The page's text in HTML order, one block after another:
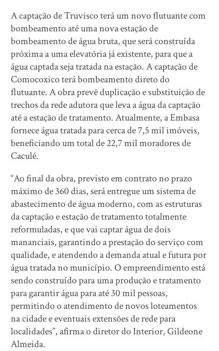
A captação de Truvisco terá um novo flutuante com
bombeamento até uma nova estação de
bombeamento de água bruta, que será construída
próxima a uma elevatória já existente, para que a
água captada seja tratada na estação. A captação de
Comocoxico terá bombeamento direto do
flutuante. A obra prevê duplicação e substituição de
trechos da rede adutora que leva a água da captação
até a estação de tratamento. Atualmente, a Embasa
fornece água tratada para cerca de 7,5 mil imóveis,
beneficiando um total de 22,7 mil moradores de
Caculé.
“Ao final da obra, previsto em contrato no prazo
máximo de 360 dias, será entregue um sistema de
abastecimento de água moderno, com as estruturas
da captação e estação de tratamento totalmente
reformuladas, e que vai captar água de dois
mananciais, garantindo a prestação do serviço com
qualidade, e atendendo a demanda atual e futura por
água tratada no município. O empreendimento está
sendo construído para uma produção e tratamento
para garantir água para até 30 mil pessoas,
permitindo o atendimento de novos loteamentos
na cidade e eventuais extensões de rede para
localidades”, afirma o diretor do Interior, Gildeone
Almeida.